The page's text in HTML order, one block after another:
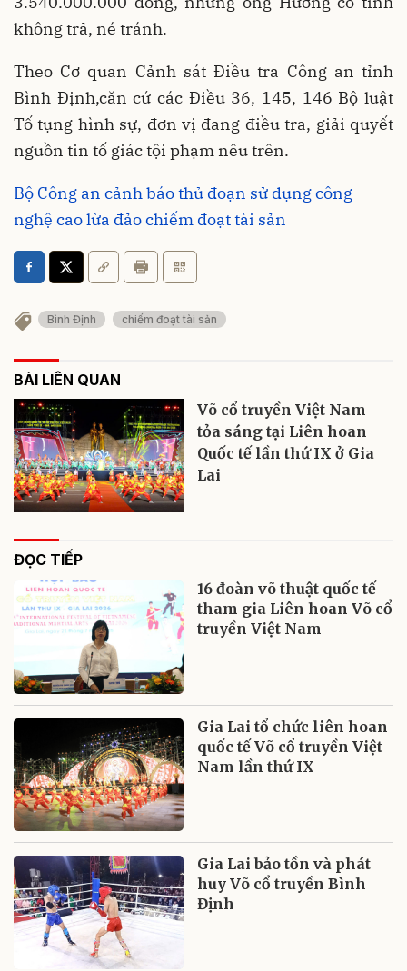
không trả, né tránh.
Theo Cơ quan Cảnh sát Điều tra Công an tỉnh
Bình Định,căn cứ các Điều 36, 145, 146 Bộ luật
Tố tụng hình sự, đơn vị đang điều tra, giải quyết
nguồn tin tố giác tội phạm nêu trên.
Bộ Công an cảnh báo thủ đoạn sử dụng công
nghệ cao lừa đảo chiếm đoạt tài sản
Bình Định chiếm đoạt tài sản
BÀI LIÊN QUAN
Võ cổ truyền Việt Nam
tỏa sáng tại Liên hoan
Quốc tế lần thứ IX ở Gia
Lai
ĐỌC TIẾP
16 đoàn võ thuật quốc tế
tham gia Liên hoan Võ cổ
truyền Việt Nam
Gia Lai tổ chức liên hoan
quốc tế Võ cổ truyền Việt
Nam lần thứ IX
Gia Lai bảo tồn và phát
huy Võ cổ truyền Bình
Định